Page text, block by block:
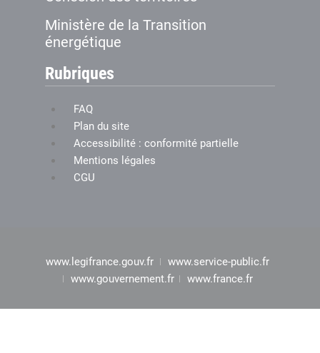
Ministère de la Transition
énergétique
Rubriques
FAQ
Plan du site
Accessibilité : conformité partielle
Mentions légales
CGU
www.legifrance.gouv.fr
www.service-public.fr
www.gouvernement.fr
www.france.fr